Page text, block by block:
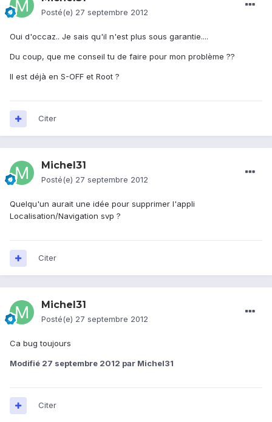
Posté(e) 27 septembre 2012
Oui d'occaz.. Je sais qu'il n'est plus sous garantie....
Du coup, que me conseil tu de faire pour mon problème ??
Il est déjà en S-OFF et Root ?
Citer
Michel31
Posté(e) 27 septembre 2012
Quelqu'un aurait une idée pour supprimer l'appli
Localisation/Navigation svp ?
Citer
Michel31
Posté(e) 27 septembre 2012
Ca bug toujours
Modifié 27 septembre 2012 par Michel31
Citer